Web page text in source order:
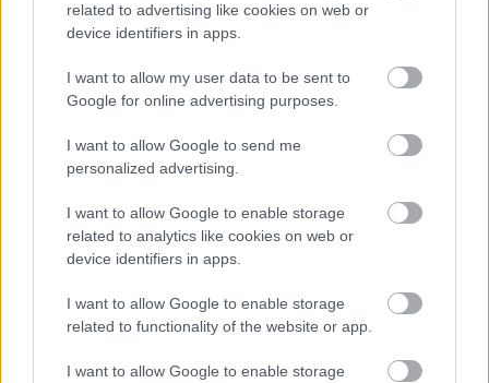
related to advertising like cookies on web or
device identifiers in apps.
I want to allow my user data to be sent to
Google for online advertising purposes.
I want to allow Google to send me
personalized advertising.
I want to allow Google to enable storage
related to analytics like cookies on web or
device identifiers in apps.
I want to allow Google to enable storage
related to functionality of the website or app.
I want to allow Google to enable storage